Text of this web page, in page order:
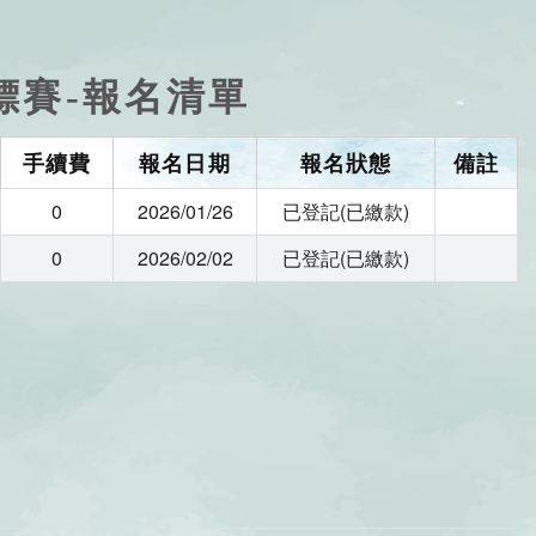
賽-報名清單
手續費 報名日期 報名狀態 備註
0 2026/01/26
已登記(已繳款)
0
2026/02/02 已登記(已繳款)